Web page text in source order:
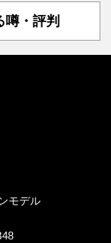
噂・評判
モデル